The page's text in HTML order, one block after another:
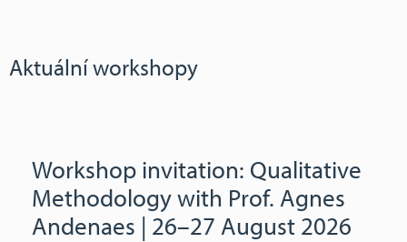
Aktuální workshopy
Workshop invitation: Qualitative
Methodology with Prof. Agnes
Andenaes | 26–27 August 2026